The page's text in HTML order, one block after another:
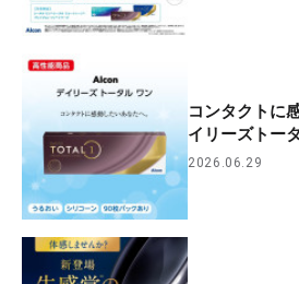
コンタクトに
イリーズトー
2026.06.29